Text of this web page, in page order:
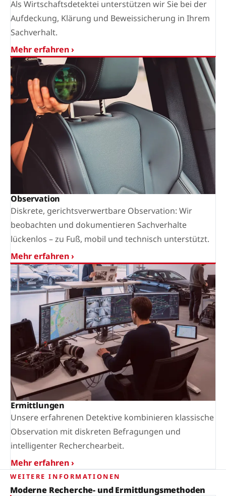
Als Wirtschaftsdetektei unterstützen wir Sie bei der
Aufdeckung, Klärung und Beweissicherung in Ihrem
Sachverhalt.
Mehr erfahren ›
Observation
Diskrete, gerichtsverwertbare Observation: Wir
beobachten und dokumentieren Sachverhalte
lückenlos – zu Fuß, mobil und technisch unterstützt.
Mehr erfahren ›
Ermittlungen
Unsere erfahrenen Detektive kombinieren klassische
Observation mit diskreten Befragungen und
intelligenter Recherchearbeit.
Mehr erfahren ›
WEITERE INFORMATIONEN
Moderne Recherche- und Ermittlungsmethoden